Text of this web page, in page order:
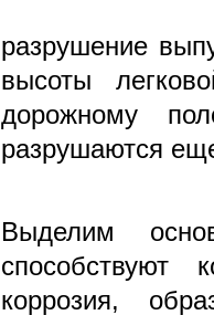
разрушение
высоты
дорожному
разрушаются
Выделим
способствуют
коррозия,